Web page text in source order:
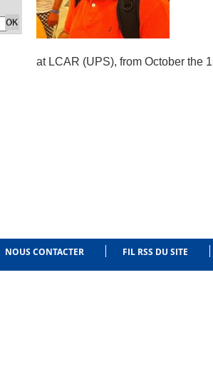
at LCAR (UPS), from October the
NOUS CONTACTER FIL RSS DU SITE